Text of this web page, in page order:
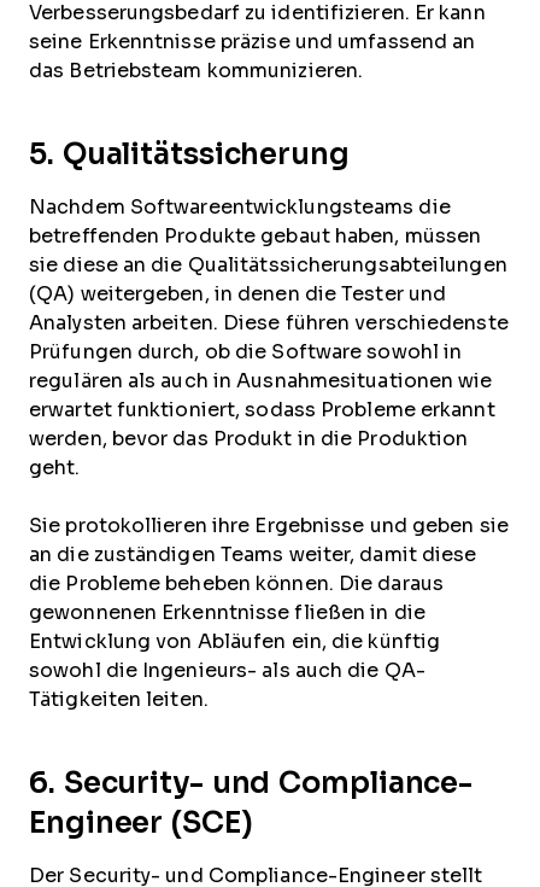
Verbesserungsbedarf zu identifizieren. Er kann
seine Erkenntnisse präzise und umfassend an
das Betriebsteam kommunizieren.
5. Qualitätssicherung
Nachdem Softwareentwicklungsteams die
betreffenden Produkte gebaut haben, müssen
sie diese an die Qualitätssicherungsabteilungen
(QA) weitergeben, in denen die Tester und
Analysten arbeiten. Diese führen verschiedenste
Prüfungen durch, ob die Software sowohl in
regulären als auch in Ausnahmesituationen wie
erwartet funktioniert, sodass Probleme erkannt
werden, bevor das Produkt in die Produktion
geht.
Sie protokollieren ihre Ergebnisse und geben sie
an die zuständigen Teams weiter, damit diese
die Probleme beheben können. Die daraus
gewonnenen Erkenntnisse fließen in die
Entwicklung von Abläufen ein, die künftig
sowohl die Ingenieurs- als auch die QA-
Tätigkeiten leiten.
6. Security- und Compliance-
Engineer (SCE)
Der Security- und Compliance-Engineer stellt